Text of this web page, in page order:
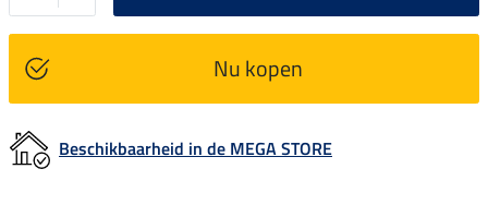
Nu kopen
Beschikbaarheid in de MEGA STORE